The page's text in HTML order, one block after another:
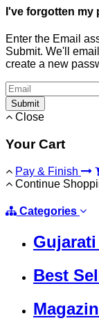
I've forgotten my
Enter the Email
Submit. We'll
create a new
Submit
Close
Your Cart
Pay & Finish
Continue
Categories
Best